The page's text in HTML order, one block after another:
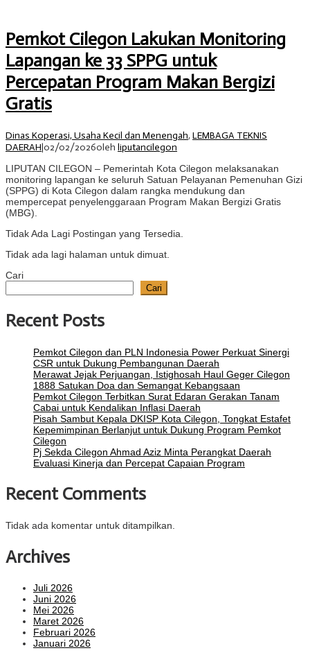
Pemkot Cilegon Lakukan Monitoring
Lapangan ke 33 SPPG untuk
Percepatan Program Makan Bergizi
Gratis
Dinas Koperasi, Usaha Kecil dan Menengah, LEMBAGA TEKNIS
DAERAH|02/02/2026oleh liputancilegon
LIPUTAN CILEGON – Pemerintah Kota Cilegon melaksanakan
monitoring lapangan ke seluruh Satuan Pelayanan Pemenuhan Gizi
(SPPG) di Kota Cilegon dalam rangka mendukung dan
mempercepat penyelenggaraan Program Makan Bergizi Gratis
(MBG).
Tidak Ada Lagi Postingan yang Tersedia.
Tidak ada lagi halaman untuk dimuat.
Cari
Cari
Recent Posts
Pemkot Cilegon dan PLN Indonesia Power Perkuat Sinergi
CSR untuk Dukung Pembangunan Daerah
Merawat Jejak Perjuangan, Istighosah Haul Geger Cilegon
1888 Satukan Doa dan Semangat Kebangsaan
Pemkot Cilegon Terbitkan Surat Edaran Gerakan Tanam
Cabai untuk Kendalikan Inflasi Daerah
Pisah Sambut Kepala DKISP Kota Cilegon, Tongkat Estafet
Kepemimpinan Berlanjut untuk Dukung Program Pemkot
Cilegon
Pj Sekda Cilegon Ahmad Aziz Minta Perangkat Daerah
Evaluasi Kinerja dan Percepat Capaian Program
Recent Comments
Tidak ada komentar untuk ditampilkan.
Archives
Juli 2026
Juni 2026
Mei 2026
Maret 2026
Februari 2026
Januari 2026